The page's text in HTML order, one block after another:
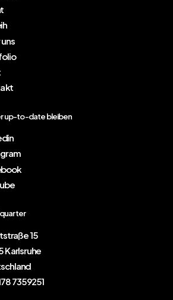
up-to-date bleiben
15
Karlsruhe
7359251